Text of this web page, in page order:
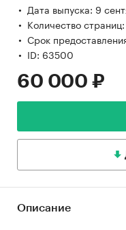
Дата выпуска: 9
Количество страниц:
Срок
ID: 63500
60 000 ₽
Описание